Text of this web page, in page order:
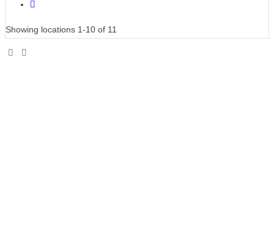
Showing locations 1-10 of 11